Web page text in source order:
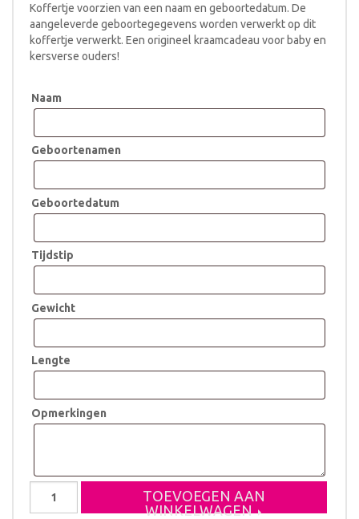
Koffertje voorzien van een naam en geboortedatum. De
aangeleverde geboortegegevens worden verwerkt op dit
koffertje verwerkt. Een origineel kraamcadeau voor baby en
kersverse ouders!
Naam
Geboortenamen
Geboortedatum
Tijdstip
Gewicht
Lengte
Opmerkingen
Jurre
TOEVOEGEN AAN
WINKELWAGEN